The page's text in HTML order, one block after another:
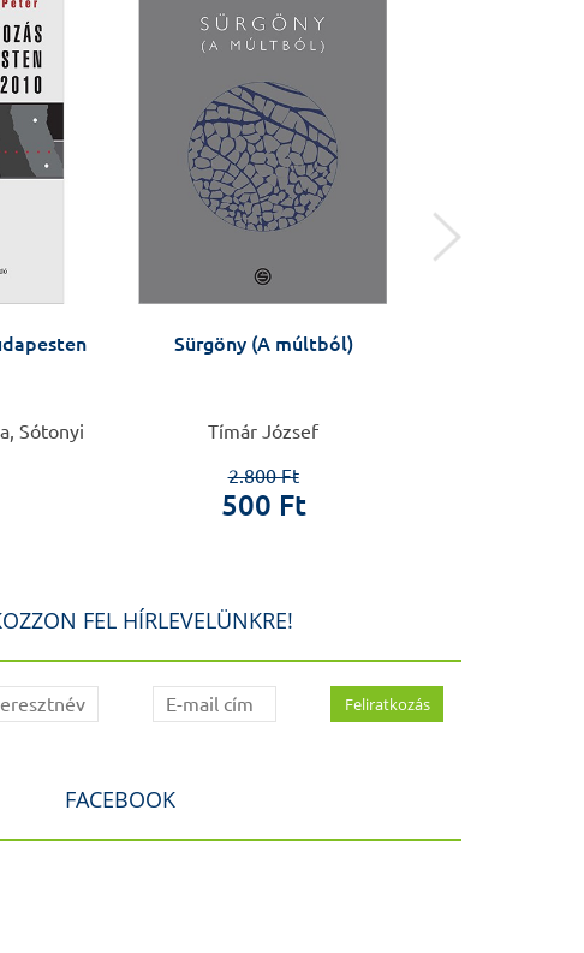
Sótonyi
Sürgöny (A múltból)
Tímár József
2.800 Ft
500 Ft
FEL HÍRLEVELÜNKRE!
FACEBOOK